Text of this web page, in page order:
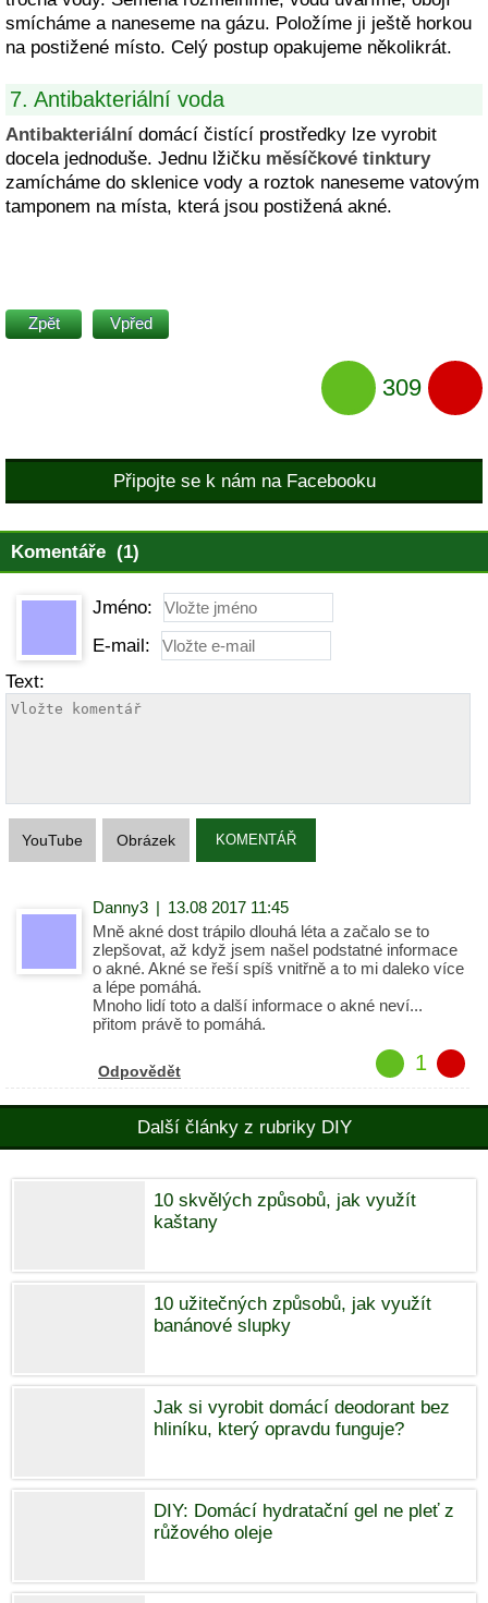
smícháme a naneseme na gázu. Položíme ji ještě horkou
na postižené místo. Celý postup opakujeme několikrát.
7. Antibakteriální voda
Antibakteriální domácí čistící prostředky lze vyrobit
docela jednoduše. Jednu lžičku měsíčkové tinktury
zamícháme do sklenice vody a roztok naneseme vatovým
tamponem na místa, která jsou postižená akné.
Zpět Vpřed
309
Připojte se k nám na Facebooku
Komentáře (1)
Jméno:
E-mail:
Text:
YouTube Obrázek KOMENTÁŘ
Danny3 | 13.08 2017 11:45
Mně akné dost trápilo dlouhá léta a začalo se to
zlepšovat, až když jsem našel podstatné informace
o akné. Akné se řeší spíš vnitřně a to mi daleko více
a lépe pomáhá.
Mnoho lidí toto a další informace o akné neví...
přitom právě to pomáhá.
Odpovědět 1
Další články z rubriky DIY
10 skvělých způsobů, jak využít
kaštany
10 užitečných způsobů, jak využít
banánové slupky
Jak si vyrobit domácí deodorant bez
hliníku, který opravdu funguje?
DIY: Domácí hydratační gel ne pleť z
růžového oleje